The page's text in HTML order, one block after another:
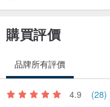
購買評價
品牌所有評價
4.9 (28)